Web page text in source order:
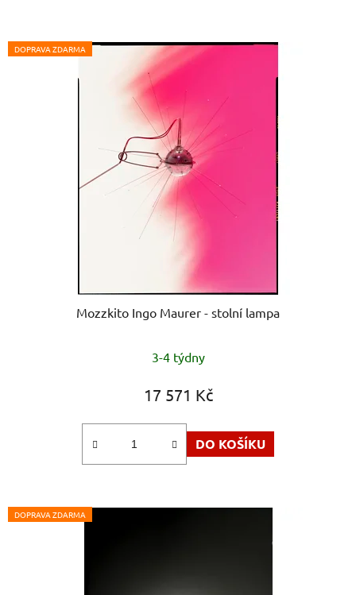
DOPRAVA ZDARMA
Mozzkito Ingo Maurer - stolní lampa
hodnocení
produktu
5,0
3-4 týdny
17 571 Kč
DO KOŠÍKU
DOPRAVA ZDARMA